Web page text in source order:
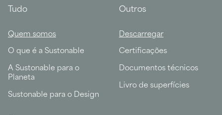
Tudo Outros
Quem somos
O que é a Sustonable
A Sustonable para o
Planeta
Sustonable para o Design
Descarregar
Certificações
Documentos técnicos
Livro de superfícies